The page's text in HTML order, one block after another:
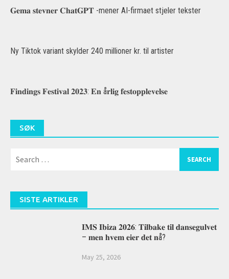
𝐆𝐞𝐦𝐚 𝐬𝐭𝐞𝐯𝐧𝐞𝐫 𝐂𝐡𝐚𝐭𝐆𝐏𝐓 -mener AI-firmaet stjeler tekster
Ny Tiktok variant skylder 240 millioner kr. til artister
𝐅𝐢𝐧𝐝𝐢𝐧𝐠𝐬 𝐅𝐞𝐬𝐭𝐢𝐯𝐚𝐥 𝟐𝟎𝟐𝟑: 𝐄𝐧 å𝐫𝐥𝐢𝐠 𝐟𝐞𝐬𝐭𝐨𝐩𝐩𝐥𝐞𝐯𝐞𝐥𝐬𝐞
SØK
for:
SISTE ARTIKLER
𝐈𝐌𝐒 𝐈𝐛𝐢𝐳𝐚 𝟐𝟎𝟐𝟔: 𝐓𝐢𝐥𝐛𝐚𝐤𝐞 𝐭𝐢𝐥 𝐝𝐚𝐧𝐬𝐞𝐠𝐮𝐥𝐯𝐞𝐭
– 𝐦𝐞𝐧 𝐡𝐯𝐞𝐦 𝐞𝐢𝐞𝐫 𝐝𝐞𝐭 𝐧å?
May 25, 2026